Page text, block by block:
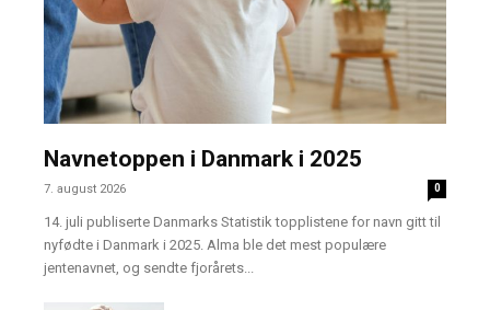
Navnetoppen i Danmark i 2025
7. august 2026 0
14. juli publiserte Danmarks Statistik topplistene for navn gitt til
nyfødte i Danmark i 2025. Alma ble det mest populære
jentenavnet, og sendte fjorårets...